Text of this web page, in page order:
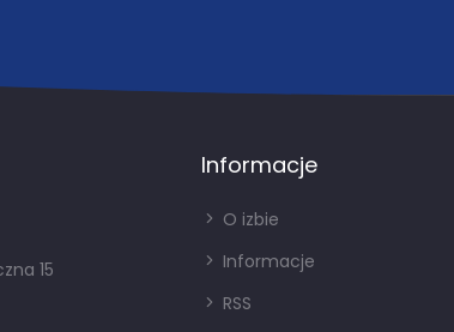
15
Informacje
O izbie
Informacje
RSS